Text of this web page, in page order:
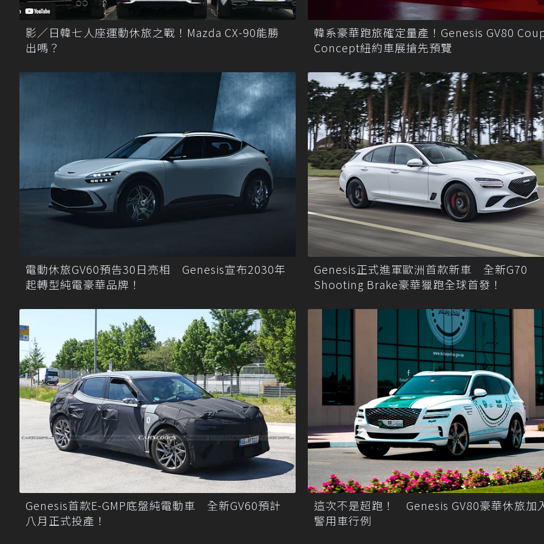
影／日韓七人座運動休旅之戰！Mazda CX-90能勝
出嗎？
韓系豪華跑旅確定量產！Genesis GV80
Concept紐約車展搶先預覽
電動休旅GV60預告30日亮相 Genesis宣布2030年
起轉型純電豪華品牌！
Genesis正式進軍歐洲首款新車 全新G70
Shooting Brake豪華獵跑全球首發！
Genesis首款E-GMP底盤純電動車 全新GV60預計
八月正式投產！
這次不是超跑！ Genesis GV80豪華休旅加
警用車行例